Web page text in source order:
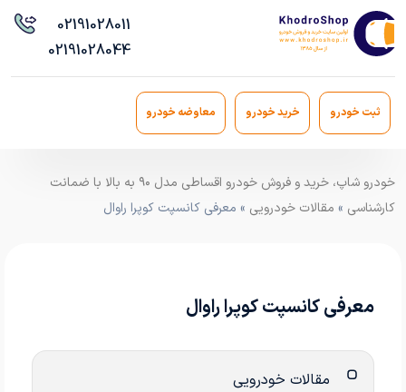
02191028011
02191028044
ثبت خودرو خرید خودرو معاوضه خودرو
خودرو شاپ، خرید و فروش خودرو اقساطی مدل ۹۰ به بالا با ضمانت
کارشناسی » مقالات خودرویی » معرفی کانسپت کوپرا راوال
معرفی کانسپت کوپرا راوال
مقالات خودرویی